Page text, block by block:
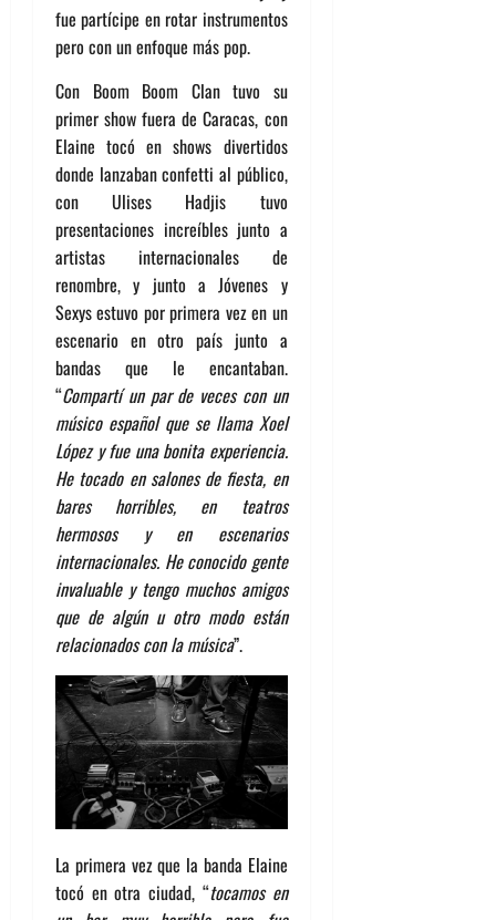
fue partícipe en rotar instrumentos
pero con un enfoque más pop.
Con Boom Boom Clan tuvo su
primer show fuera de Caracas, con
Elaine tocó en shows divertidos
donde lanzaban confetti al público,
con Ulises Hadjis tuvo
presentaciones increíbles junto a
artistas internacionales de
renombre, y junto a Jóvenes y
Sexys estuvo por primera vez en un
escenario en otro país junto a
bandas que le encantaban.
“Compartí un par de veces con un
músico español que se llama Xoel
López y fue una bonita experiencia.
He tocado en salones de fiesta, en
bares horribles, en teatros
hermosos y en escenarios
internacionales. He conocido gente
invaluable y tengo muchos amigos
que de algún u otro modo están
relacionados con la música”.
La primera vez que la banda Elaine
tocó en otra ciudad, “tocamos en